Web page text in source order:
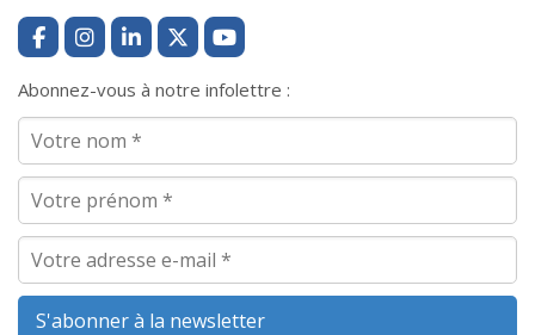
Abonnez-vous à notre infolettre :